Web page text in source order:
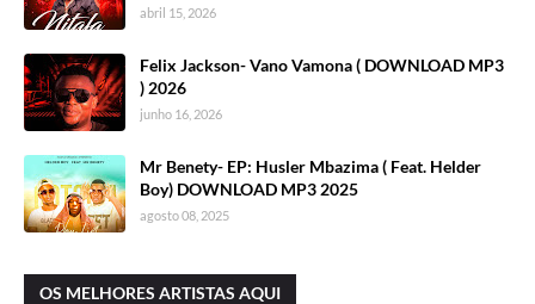
abril 15, 2026
Felix Jackson- Vano Vamona ( DOWNLOAD MP3
) 2026
junho 16, 2026
Mr Benety- EP: Husler Mbazima ( Feat. Helder
Boy) DOWNLOAD MP3 2025
agosto 08, 2025
OS MELHORES ARTISTAS AQUI